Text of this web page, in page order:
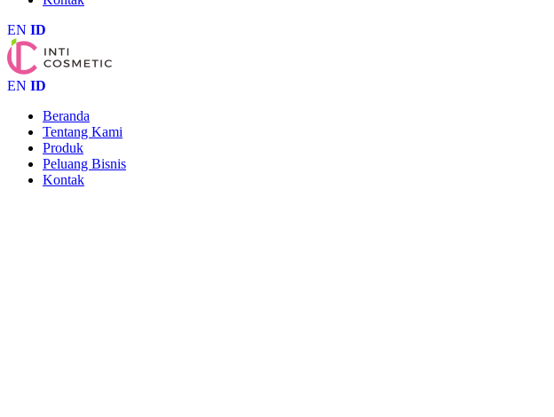
EN ID
EN ID
Beranda
Tentang Kami
Produk
Peluang Bisnis
Kontak